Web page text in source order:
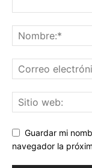
Guardar mi
navegador la